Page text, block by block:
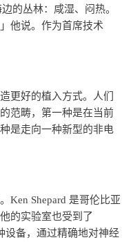
的丛林：咸湿、闷热。
他说。作为首席技术
更好的植入方式。人们
范畴，第一种是在当前
是走向一种新型的非电
Ken Shepard 是哥伦比亚
的实验室也受到了
设备，通过精确地对神经